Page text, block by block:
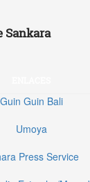
Sankara
Guin Guin Bali
Umoya
Press Service